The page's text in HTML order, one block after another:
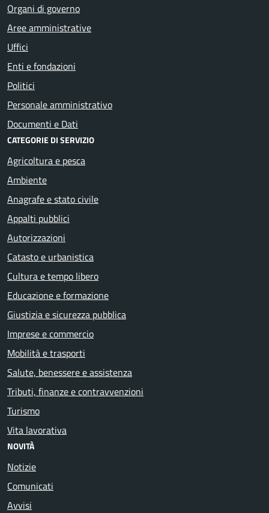
Organi di governo
Aree amministrative
Uffici
Enti e fondazioni
Politici
Personale amministrativo
Documenti e Dati
CATEGORIE DI SERVIZIO
Agricoltura e pesca
Ambiente
Anagrafe e stato civile
Appalti pubblici
Autorizzazioni
Catasto e urbanistica
Cultura e tempo libero
Educazione e formazione
Giustizia e sicurezza pubblica
Imprese e commercio
Mobilità e trasporti
Salute, benessere e assistenza
Tributi, finanze e contravvenzioni
Turismo
Vita lavorativa
NOVITÀ
Notizie
Comunicati
Avvisi